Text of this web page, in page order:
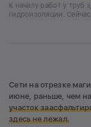
К началу работ у труб
гидроизоляции.
Сети на отрезке
июне, раньше, чем
участок
здесь не лежал.